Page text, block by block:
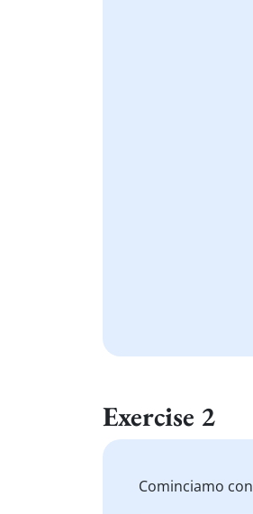
Exercise 2
Cominciamo